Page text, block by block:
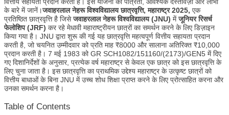
के बारे में जानें।जवाहरलाल नेहरू विश्वविद्यालय छात्रवृत्ति, महाराष्ट्र 2025, एक
प्रतिष्ठित छात्रवृत्ति है जिसेजवाहरलाल नेहरू विश्वविद्यालय (JNU) मेंजूनियर रिसर्च
फेलोशिप (JRF) कर रहे मेधावी महाराष्ट्रीयन छात्रों का समर्थन करने के लिए डिज़ाइन
किया गया है। JNU द्वारा शुरू की गई यह छात्रवृत्ति महत्वपूर्ण वित्तीय सहायता प्रदान
करती है, जो चयनित उम्मीदवार को प्रति माह ₹8000 और सालाना अतिरिक्त ₹10,000
प्रदान करती है। 7 मई 1983 को GR SCH1082/151160/(2173)/GEN5 में दिए
गए दिशानिर्देशों के अनुसार, प्रत्येक वर्ष महाराष्ट्र से केवल एक छात्र को इस छात्रवृत्ति के
लिए चुना जाता है। इस छात्रवृत्ति का प्राथमिक उद्देश्य महाराष्ट्र के उत्कृष्ट छात्रों को
वित्तीय बाधाओं के बिना JNU में उच्च शोध शिक्षा प्राप्त करने के लिए प्रोत्साहित करना और
उनका समर्थन करना है।
Table of Contents